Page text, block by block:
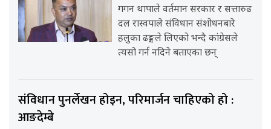
गगन थापाले वर्तमान सरकार र सत्तारुढ
दल रास्वपाले संविधान संशोधनबारे
हलुका ढङ्गले लिएको भन्दै कांग्रेसले
त्यसो गर्न नदिने बताएका छन्
संविधान पुनर्लेखन होइन, परिमार्जन चाहिएको हो :
आङदेम्बे